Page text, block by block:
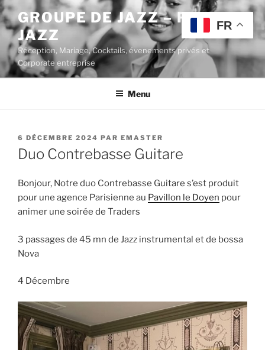
Aller
au
contenu
principal
GROUPE DE JAZZ – POP
JAZZ
Réception, Mariage, Cocktails, évenements privés et
Corporate entreprise
Menu
PUBLIÉ
LE
6 DÉCEMBRE 2024 PAR EMASTER
Duo Contrebasse Guitare
Bonjour, Notre duo Contrebasse Guitare s’est produit
pour une agence Parisienne au Pavillon le Doyen pour
animer une soirée de Traders
3 passages de 45 mn de Jazz instrumental et de bossa
Nova
4 Décembre
FR